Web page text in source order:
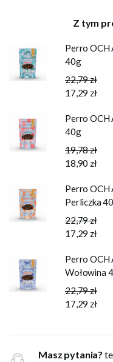
Z tym
Perro OCH
40g
22,79 zł
17,29 zł
Perro OCH
40g
19,78 zł
18,90 zł
Perro OCH
Perliczka
22,79 zł
17,29 zł
Perro OCH
Wołowina
22,79 zł
17,29 zł
Masz pytania?